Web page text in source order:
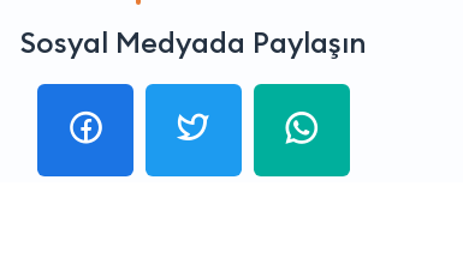
Sosyal Medyada Paylaşın